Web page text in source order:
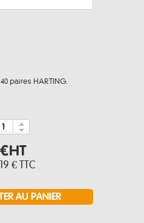
paires HARTING.
HT
€ TTC